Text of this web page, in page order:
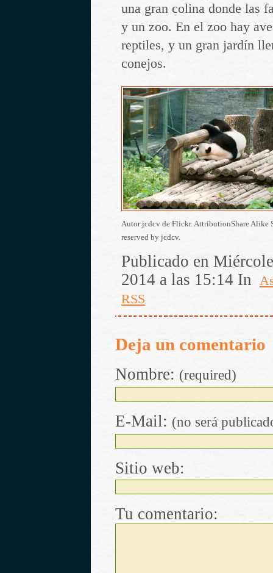
una gran colina donde las
y un zoo. En el zoo hay
reptiles, y un gran jardín
conejos.
Autor jcdcv de Flickr. AttributionShare Alike
reserved by jcdcv.
Publicado en
2014 a las 15:14 In
RSS
Deja un comentario
Nombre: (required)
E-Mail: (no será
Sitio web:
Tu comentario: